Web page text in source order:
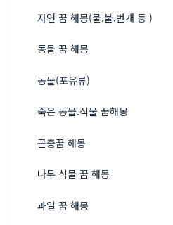
자연 꿈 해몽(물.불.번개 등 )
동물 꿈 해몽
동물(포유류)
죽은 동물.식물 꿈해몽
곤충꿈 해몽
나무 식물 꿈 해몽
과일 꿈 해몽